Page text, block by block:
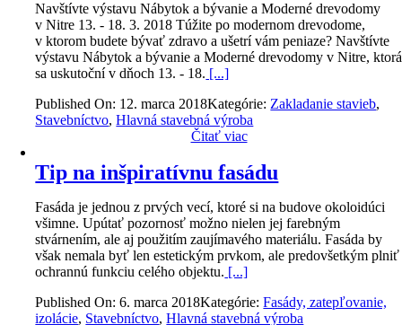
Navštívte výstavu Nábytok a bývanie a Moderné drevodomy
v Nitre 13. - 18. 3. 2018 Túžite po modernom drevodome,
v ktorom budete bývať zdravo a ušetrí vám peniaze? Navštívte
výstavu Nábytok a bývanie a Moderné drevodomy v Nitre, ktorá
sa uskutoční v dňoch 13. - 18. [...]
Published On: 12. marca 2018Kategórie: Zakladanie stavieb,
Stavebníctvo,Hlavná stavebná výroba
Čitať viac
Tip na inšpiratívnu fasádu
Fasáda je jednou z prvých vecí, ktoré si na budove okoloidúci
všimne. Upútať pozornosť možno nielen jej farebným
stvárnením, ale aj použitím zaujímavého materiálu. Fasáda by
však nemala byť len estetickým prvkom, ale predovšetkým plniť
ochrannú funkciu celého objektu. [...]
Published On: 6. marca 2018Kategórie:Fasády, zatepľovanie,
izolácie, Stavebníctvo,Hlavná stavebná výroba